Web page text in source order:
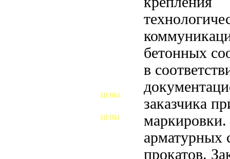
бетонных
в
заказчика
маркировки.
арматурных
прокатов.
ЦЕНЫ
ЦЕНЫ